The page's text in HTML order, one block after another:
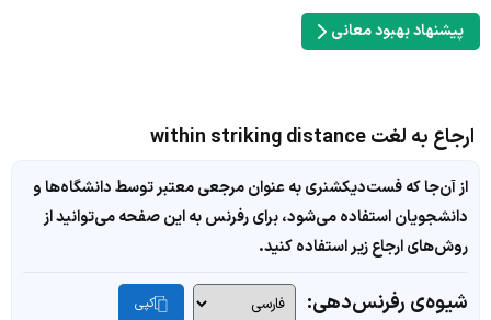
پیشنهاد بهبود معانی
ارجاع به لغت within striking distance
از آن‌جا که فست‌دیکشنری به عنوان مرجعی معتبر توسط دانشگاه‌ها و
دانشجویان استفاده می‌شود، برای رفرنس به این صفحه می‌توانید از
روش‌های ارجاع زیر استفاده کنید.
شیوه‌ی رفرنس‌دهی: کپی